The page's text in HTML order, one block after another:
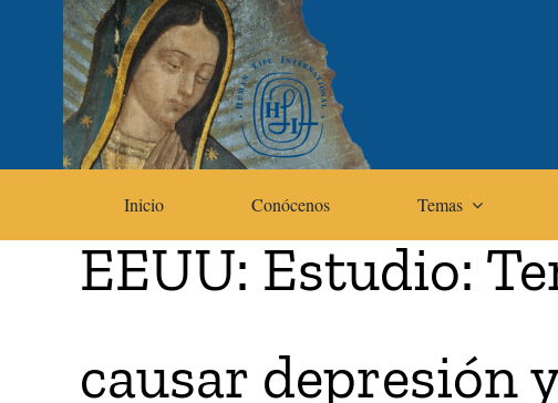
Inicio Conócenos Temas
EEUU: Estudio:
causar depresión